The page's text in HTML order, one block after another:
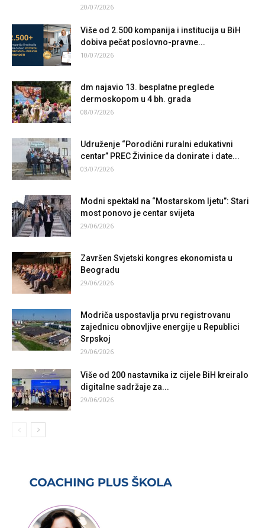
20/07/2026
Više od 2.500 kompanija i institucija u BiH
dobiva pečat poslovno-pravne...
10/07/2026
dm najavio 13. besplatne preglede
dermoskopom u 4 bh. grada
08/07/2026
Udruženje “Porodični ruralni edukativni
centar” PREC Živinice da donirate i date...
03/07/2026
Modni spektakl na “Mostarskom ljetu”: Stari
most ponovo je centar svijeta
29/06/2026
Završen Svjetski kongres ekonomista u
Beogradu
29/06/2026
Modriča uspostavlja prvu registrovanu
zajednicu obnovljive energije u Republici
Srpskoj
29/06/2026
Više od 200 nastavnika iz cijele BiH kreiralo
digitalne sadržaje za...
29/06/2026